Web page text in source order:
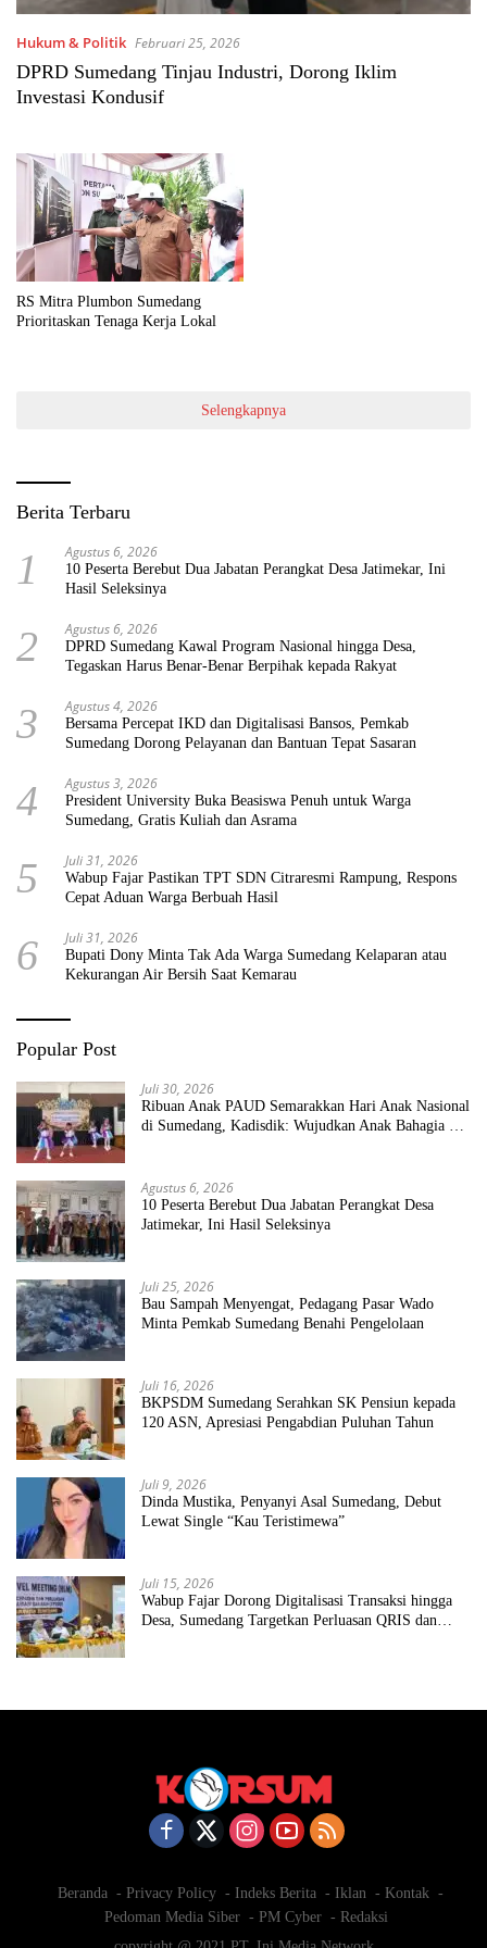
Hukum & Politik Februari 25, 2026
DPRD Sumedang Tinjau Industri, Dorong Iklim
Investasi Kondusif
RS Mitra Plumbon Sumedang
Prioritaskan Tenaga Kerja Lokal
Selengkapnya
Berita Terbaru
1 Agustus 6, 2026
10 Peserta Berebut Dua Jabatan Perangkat Desa Jatimekar, Ini
Hasil Seleksinya
2 Agustus 6, 2026
DPRD Sumedang Kawal Program Nasional hingga Desa,
Tegaskan Harus Benar-Benar Berpihak kepada Rakyat
3 Agustus 4, 2026
Bersama Percepat IKD dan Digitalisasi Bansos, Pemkab
Sumedang Dorong Pelayanan dan Bantuan Tepat Sasaran
4 Agustus 3, 2026
President University Buka Beasiswa Penuh untuk Warga
Sumedang, Gratis Kuliah dan Asrama
5 Juli 31, 2026
Wabup Fajar Pastikan TPT SDN Citraresmi Rampung, Respons
Cepat Aduan Warga Berbuah Hasil
6 Juli 31, 2026
Bupati Dony Minta Tak Ada Warga Sumedang Kelaparan atau
Kekurangan Air Bersih Saat Kemarau
Popular Post
Juli 30, 2026
Ribuan Anak PAUD Semarakkan Hari Anak Nasional
di Sumedang, Kadisdik: Wujudkan Anak Bahagia dan
Agustus 6, 2026
10 Peserta Berebut Dua Jabatan Perangkat Desa
Jatimekar, Ini Hasil Seleksinya
Juli 25, 2026
Bau Sampah Menyengat, Pedagang Pasar Wado
Minta Pemkab Sumedang Benahi Pengelolaan
Juli 16, 2026
BKPSDM Sumedang Serahkan SK Pensiun kepada
120 ASN, Apresiasi Pengabdian Puluhan Tahun
Juli 9, 2026
Dinda Mustika, Penyanyi Asal Sumedang, Debut
Lewat Single “Kau Teristimewa”
Juli 15, 2026
Wabup Fajar Dorong Digitalisasi Transaksi hingga
Desa, Sumedang Targetkan Perluasan QRIS dan
Beranda Privacy Policy Indeks Berita Iklan
Kontak
Pedoman Media Siber
PM Cyber
Redaksi